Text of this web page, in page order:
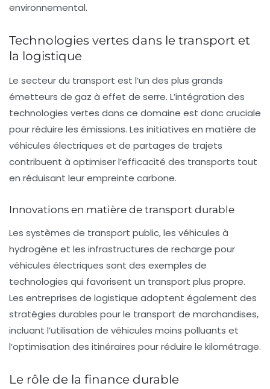
environnemental.
Technologies vertes dans le transport et
la logistique
Le secteur du transport est l’un des plus grands
émetteurs de gaz à effet de serre. L’intégration des
technologies vertes dans ce domaine est donc cruciale
pour réduire les émissions. Les initiatives en matière de
véhicules électriques et de partages de trajets
contribuent à optimiser l’efficacité des transports tout
en réduisant leur empreinte carbone.
Innovations en matière de transport durable
Les systèmes de transport public, les véhicules à
hydrogène et les infrastructures de recharge pour
véhicules électriques sont des exemples de
technologies qui favorisent un transport plus propre.
Les entreprises de logistique adoptent également des
stratégies durables pour le transport de marchandises,
incluant l’utilisation de véhicules moins polluants et
l’optimisation des itinéraires pour réduire le kilométrage.
Le rôle de la finance durable